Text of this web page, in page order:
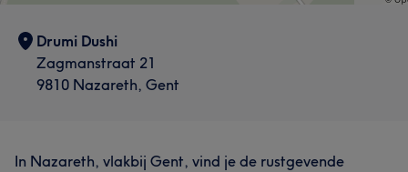
Drumi Dushi
Zagmanstraat 21
9810 Nazareth, Gent
In Nazareth, vlakbij Gent, vind je de rustgevende